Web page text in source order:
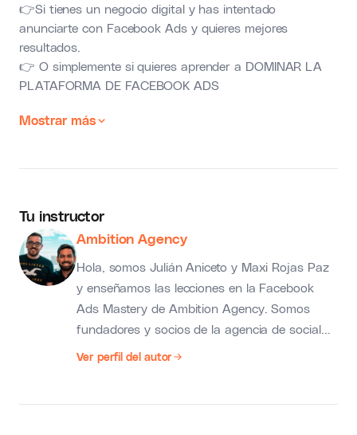
👉Si tienes un negocio digital y has intentado
anunciarte con Facebook Ads y quieres mejores
resultados.
👉 O simplemente si quieres aprender a DOMINAR LA
PLATAFORMA DE FACEBOOK ADS
Mostrar más
Tu instructor
Ambition Agency
Hola, somos Julián Aniceto y Maxi Rojas Paz
y enseñamos las lecciones en la Facebook
Ads Mastery de Ambition Agency. Somos
fundadores y socios de la agencia de social
media marketing Ambition (@somosambition
Ver perfil del autor